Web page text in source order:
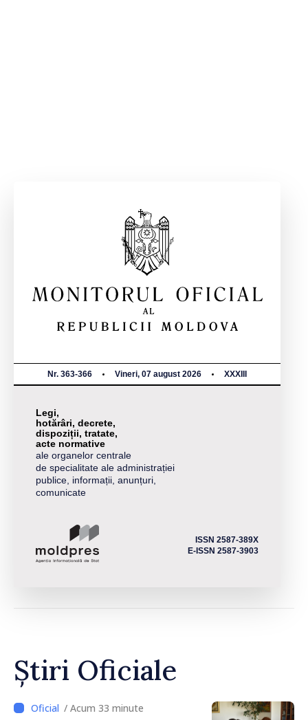
Nr. 363-366 Vineri, 07 august 2026 XXXIII
Legi,
hotărâri, decrete,
dispoziții, tratate,
acte normative
ale organelor centrale
de specialitate ale administrației
publice, informații, anunțuri,
comunicate
ISSN 2587-389X
E-ISSN 2587-3903
Știri Oficiale
/ Acum 33 minute